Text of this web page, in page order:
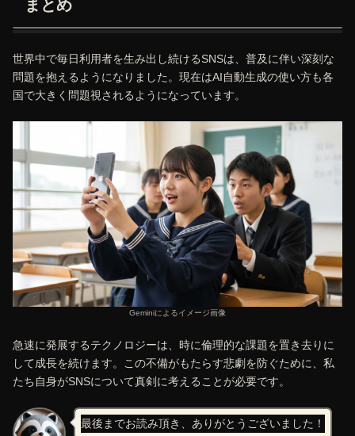
まとめ
世界中で毎日利用者を生み出し続けるSNSは、普及に伴い深刻な
問題を抱えるようになりました。現在はAI自動生成の使い方も各
国で大きく問題視されるようになっています。
Geminiによるイメージ画像
急速に発展するテクノロジーは、時に倫理的な課題を置き去りに
して成長を続けます。この不備がもたらす悲劇を防ぐために、私
たち自身がSNSについて真剣に考えることが必要です。
最後までお読み頂き、ありがとうございました！